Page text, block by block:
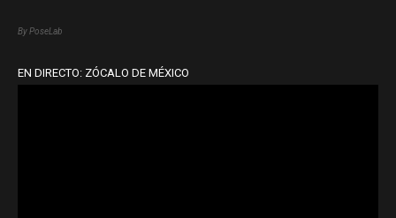
By PoseLab
EN DIRECTO: ZÓCALO DE MÉXICO